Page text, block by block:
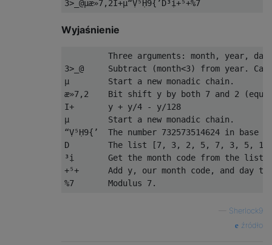
Wyjaśnienie
         Three arguments: month, year, day
3>_@     Subtract (month<3) from year.
µ        Start a new monadic chain.
æ»7,2    Bit shift y by both 7 and 2
I+       y + y/4 - y/128
µ        Start a new monadic chain.
“Ṿ⁵Ḥ9{’  The number 732573514624 in base
D        The list [7, 3, 2, 5, 7, 3, 5, 1,
³ị       Get the month code from the list
+⁵+      Add y, our month code, and day
Sherlock9
źródło